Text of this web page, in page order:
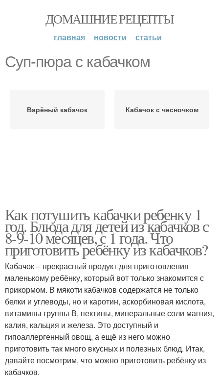
ДОМАШНИЕ РЕЦЕПТЫ
главная новости статьи
Суп-пюра с кабачком
Варёный кабачок Кабачок с чесночком
Как потушить кабачки ребенку 1
год. Блюда для детей из кабачков с
8-9-10 месяцев, с 1 года. Что
приготовить ребёнку из кабачков?
Кабачок – прекрасный продукт для приготовления
маленькому ребёнку, который вот только знакомится с
прикормом. В мякоти кабачков содержатся не только
белки и углеводы, но и каротин, аскорбиновая кислота,
витамины группы В, пектины, минеральные соли магния,
калия, кальция и железа. Это доступный и
гипоаллергенный овощ, а ещё из него можно
приготовить так много вкусных и полезных блюд. Итак,
давайте посмотрим, что можно приготовить ребёнку из
кабачков.